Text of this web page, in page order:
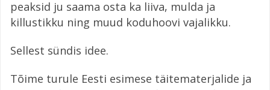
peaksid ju saama osta ka liiva, mulda ja
killustikku ning muud koduhoovi vajalikku.
Sellest sündis idee.
Tõime turule Eesti esimese täitematerjalide ja